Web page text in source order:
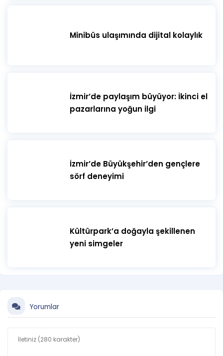
Minibüs ulaşımında dijital kolaylık
İzmir’de paylaşım büyüyor: İkinci el
pazarlarına yoğun ilgi
İzmir’de Büyükşehir’den gençlere
sörf deneyimi
Kültürpark’a doğayla şekillenen
yeni simgeler
Yorumlar